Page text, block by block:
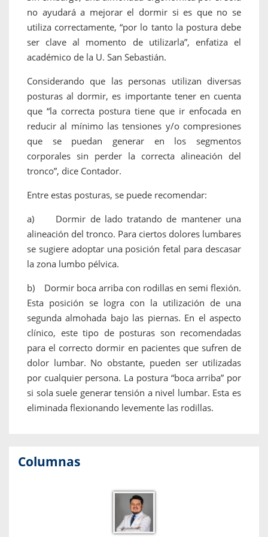
no ayudará a mejorar el dormir si es que no se
utiliza correctamente, “por lo tanto la postura debe
ser clave al momento de utilizarla”, enfatiza el
académico de la U. San Sebastián.
Considerando que las personas utilizan diversas
posturas al dormir, es importante tener en cuenta
que “la correcta postura tiene que ir enfocada en
reducir al mínimo las tensiones y/o compresiones
que se puedan generar en los segmentos
corporales sin perder la correcta alineación del
tronco”, dice Contador.
Entre estas posturas, se puede recomendar:
a) Dormir de lado tratando de mantener una
alineación del tronco. Para ciertos dolores lumbares
se sugiere adoptar una posición fetal para descasar
la zona lumbo pélvica.
b) Dormir boca arriba con rodillas en semi flexión.
Esta posición se logra con la utilización de una
segunda almohada bajo las piernas. En el aspecto
clínico, este tipo de posturas son recomendadas
para el correcto dormir en pacientes que sufren de
dolor lumbar. No obstante, pueden ser utilizadas
por cualquier persona. La postura “boca arriba” por
si sola suele generar tensión a nivel lumbar. Esta es
eliminada flexionando levemente las rodillas.
Columnas